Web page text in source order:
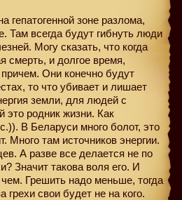
гепатогенной зоне разлома,
Там всегда будут гибнуть люди
Могу сказать, что когда
смерть, и долгое время,
Они конечно будут
то что убивает и лишает
земли, для людей с
это родник жизни. Как
В Беларуси много болот, это
Много там источников энергии.
А разве все делается не по
Значит такова воля его. И
Грешить надо меньше, тогда
грехи свои будет не на кого.